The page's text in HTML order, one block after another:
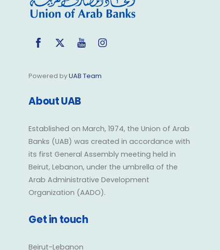
Facebook
Twitter YouTube
Powered byUAB Team
About UAB
Established on March, 1974, the Union of Arab
Banks (UAB) was created in accordance with
its first General Assembly meeting held in
Beirut, Lebanon, under the umbrella of the
Arab Administrative Development
Organization (AADO).
Get in touch
Beirut-Lebanon